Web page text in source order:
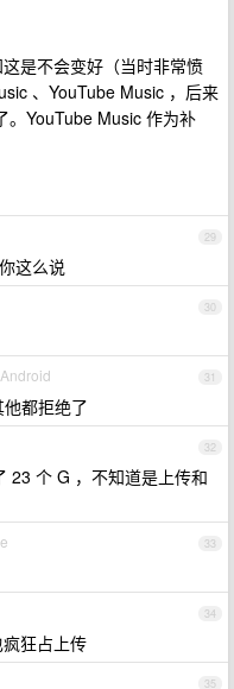
是不会变好（当时非常愤
、YouTube Music ，后来
。YouTube Music 作为补
29
这么说
30
31
都拒绝了
32
23 个 G ，不知道是上传和
33
34
狂占上传
35